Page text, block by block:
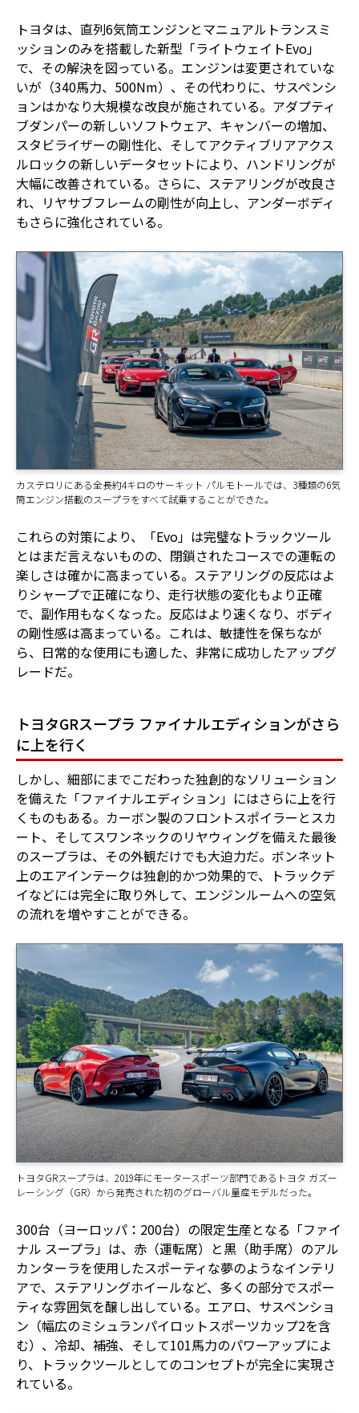
トヨタは、直列6気筒エンジンとマニュアルトランスミ
ッションのみを搭載した新型「ライトウェイトEvo」
で、その解決を図っている。エンジンは変更されていな
いが（340馬力、500Nm）、その代わりに、サスペンシ
ョンはかなり大規模な改良が施されている。アダプティ
ブダンパーの新しいソフトウェア、キャンバーの増加、
スタビライザーの剛性化、そしてアクティブリアアクス
ルロックの新しいデータセットにより、ハンドリングが
大幅に改善されている。さらに、ステアリングが改良さ
れ、リヤサブフレームの剛性が向上し、アンダーボディ
もさらに強化されている。
カステロリにある全長約4キロのサーキット パルモトールでは、3種類の6気
筒エンジン搭載のスープラをすべて試乗することができた。
これらの対策により、「Evo」は完璧なトラックツール
とはまだ言えないものの、閉鎖されたコースでの運転の
楽しさは確かに高まっている。ステアリングの反応はよ
りシャープで正確になり、走行状態の変化もより正確
で、副作用もなくなった。反応はより速くなり、ボディ
の剛性感は高まっている。これは、敏捷性を保ちなが
ら、日常的な使用にも適した、非常に成功したアップグ
レードだ。
トヨタGRスープラ ファイナルエディションがさら
に上を行く
しかし、細部にまでこだわった独創的なソリューション
を備えた「ファイナルエディション」にはさらに上を行
くものもある。カーボン製のフロントスポイラーとスカ
ート、そしてスワンネックのリヤウィングを備えた最後
のスープラは、その外観だけでも大迫力だ。ボンネット
上のエアインテークは独創的かつ効果的で、トラックデ
イなどには完全に取り外して、エンジンルームへの空気
の流れを増やすことができる。
トヨタGRスープラは、2019年にモータースポーツ部門であるトヨタ ガズー
レーシング（GR）から発売された初のグローバル量産モデルだった。
300台（ヨーロッパ：200台）の限定生産となる「ファイ
ナル スープラ」は、赤（運転席）と黒（助手席）のアル
カンターラを使用したスポーティな夢のようなインテリ
アで、ステアリングホイールなど、多くの部分でスポー
ティな雰囲気を醸し出している。エアロ、サスペンショ
ン（幅広のミシュランパイロットスポーツカップ2を含
む）、冷却、補強、そして101馬力のパワーアップによ
り、トラックツールとしてのコンセプトが完全に実現さ
れている。